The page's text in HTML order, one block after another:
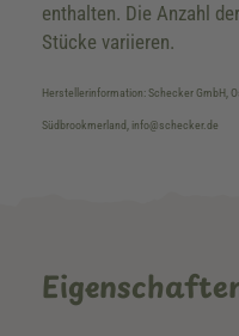
enthalten. Die Anzahl
Stücke variieren.
Herstellerinformation: Schecker GmbH,
Südbrookmerland, info@schecker.de